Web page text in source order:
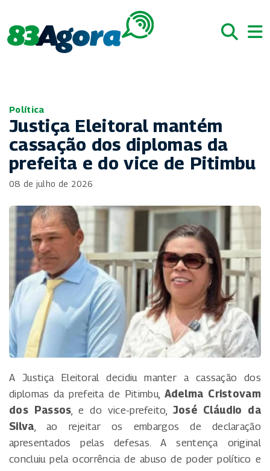
Política
Justiça Eleitoral mantém
cassação dos diplomas da
prefeita e do vice de Pitimbu
08 de julho de 2026
A Justiça Eleitoral decidiu manter a cassação dos
diplomas da prefeita de Pitimbu, Adelma Cristovam
dos Passos , e do vice-prefeito, José Cláudio da
Silva , ao rejeitar os embargos de declaração
apresentados pelas defesas. A sentença original
concluiu pela ocorrência de abuso de poder político e